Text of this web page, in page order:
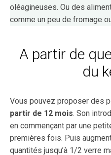
oléagineuses. Ou des
comme un peu de fromage
A partir de
du
Vous pouvez proposer des
partir de 12 mois. Son
en commençant par une
premières fois. Puis
quantités jusqu’à 1/2 verre